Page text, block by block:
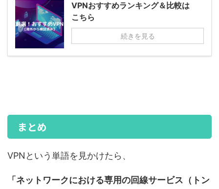
VPNおすすめランキング＆比較は
こちら
続きを見る
まとめ
VPNという単語を見かけたら、
「ネットワークにおける専用の回線サービス（トン